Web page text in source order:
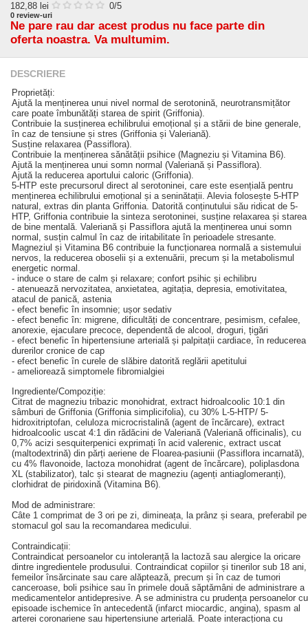
182,88 lei 0/5
0 review-uri
Ne pare rau dar acest produs nu face parte din
oferta noastra. Va multumim.
DESCRIERE
Proprietăți:
Ajută la menținerea unui nivel normal de serotonină, neurotransmițător
care poate îmbunătăți starea de spirit (Griffonia).
Contribuie la susținerea echilibrului emoțional și a stării de bine generale,
în caz de tensiune și stres (Griffonia și Valeriană).
Susține relaxarea (Passiflora).
Contribuie la menținerea sănătății psihice (Magneziu și Vitamina B6).
Ajută la menținerea unui somn normal (Valeriană și Passiflora).
Ajută la reducerea aportului caloric (Griffonia).
5-HTP este precursorul direct al serotoninei, care este esențială pentru
menținerea echilibrului emoțional și a seninătații. Alevia folosește 5-HTP
natural, extras din planta Griffonia. Datorită conținutului său ridicat de 5-
HTP, Griffonia contribuie la sinteza serotoninei, susține relaxarea și starea
de bine mentală. Valeriană și Passiflora ajută la menținerea unui somn
normal, susțin calmul în caz de iritabilitate în perioadele stresante.
Magneziul și Vitamina B6 contribuie la funcționarea normală a sistemului
nervos, la reducerea oboselii și a extenuării, precum și la metabolismul
energetic normal.
- induce o stare de calm și relaxare; confort psihic și echilibru
- atenuează nervozitatea, anxietatea, agitația, depresia, emotivitatea,
atacul de panică, astenia
- efect benefic în insomnie; ușor sedativ
- efect benefic în: migrene, dificultăți de concentrare, pesimism, cefalee,
anorexie, ejaculare precoce, dependentă de alcool, droguri, țigări
- efect benefic în hipertensiune arterială și palpitații cardiace, în reducerea
durerilor cronice de cap
- efect benefic în curele de slăbire datorită reglării apetitului
- ameliorează simptomele fibromialgiei
Ingrediente/Compoziție:
Citrat de magneziu tribazic monohidrat, extract hidroalcoolic 10:1 din
sâmburi de Griffonia (Griffonia simplicifolia), cu 30% L-5-HTP/ 5-
hidroxitriptofan, celuloza microcristalină (agent de încărcare), extract
hidroalcoolic uscat 4:1 din rădăcini de Valeriană (Valeriană officinalis), cu
0,7% acizi sesquiterpenici exprimați în acid valerenic, extract uscat
(maltodextrină) din părți aeriene de Floarea-pasiunii (Passiflora incarnată),
cu 4% flavonoide, lactoza monohidrat (agent de încărcare), poliplasdona
XL (stabilizator), talc și stearat de magneziu (agenți antiaglomeranți),
clorhidrat de piridoxină (Vitamina B6).
Mod de administrare:
Câte 1 comprimat de 3 ori pe zi, dimineața, la prânz și seara, preferabil pe
stomacul gol sau la recomandarea medicului.
Contraindicații:
Contraindicat persoanelor cu intoleranță la lactoză sau alergice la oricare
dintre ingredientele produsului. Contraindicat copiilor și tinerilor sub 18 ani,
femeilor însărcinate sau care alăptează, precum și în caz de tumori
canceroase, boli psihice sau în primele două săptămâni de administrare a
medicamentelor antidepresive. A se administra cu prudența persoanelor cu
episoade ischemice în antecedentă (infarct miocardic, angina), spasm al
arterei coronariene sau hipertensiune arterială. Poate interacționa cu